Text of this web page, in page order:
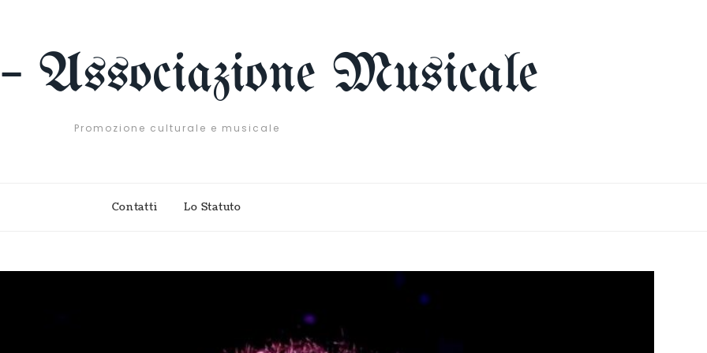
Associazione Musicale
Promozione culturale e musicale
Contatti Lo Statuto